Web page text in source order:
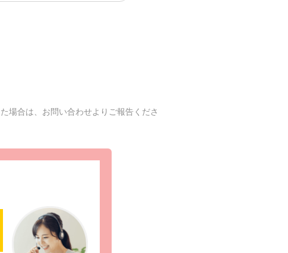
場合は、お問い合わせよりご報告くださ